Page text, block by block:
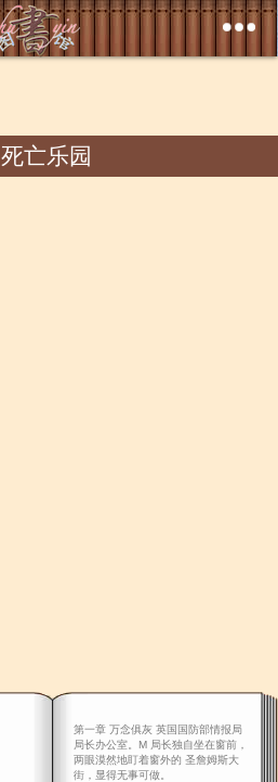
死亡乐园
第一章 万念俱灰 英国国防部情报局
局长办公室。M 局长独自坐在窗前，
两眼漠然地盯着窗外的 圣詹姆斯大
街，显得无事可做。